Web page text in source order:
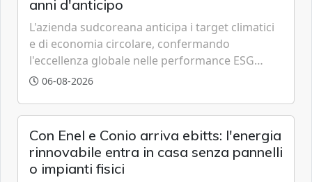
anni d'anticipo
L'azienda sudcoreana anticipa i target climatici
e di economia circolare, confermando
l'eccellenza globale nelle performance ESG
grazie a innovazione, accessibilità e governance
06-08-2026
Con Enel e Conio arriva ebitts: l'energia
rinnovabile entra in casa senza pannelli
o impianti fisici